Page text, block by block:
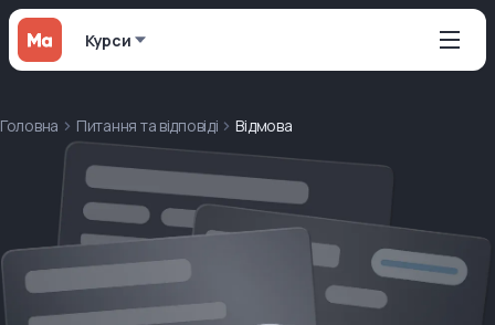
Курси
Головна Питання та відповіді Відмова